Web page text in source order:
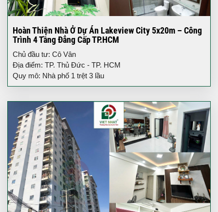
Hoàn Thiện Nhà Ở Dự Án Lakeview City 5x20m – Công
Trình 4 Tầng Đẳng Cấp TP.HCM
Chủ đầu tư: Cô Vân
Địa điểm: TP. Thủ Đức - TP. HCM
Quy mô: Nhà phố 1 trệt 3 lầu